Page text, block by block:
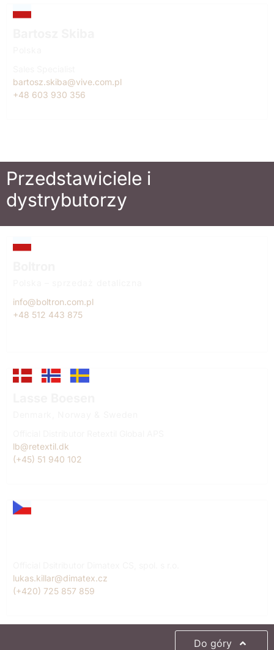
bartosz.skiba@vive.com.pl
+48 603 930 356
Przedstawiciele i
dystrybutorzy
info@boltron.com.pl
+48 512 443 875
lb@retextil.dk
(+45) 51 940 102
lukas.killar@dimatex.cz
(+420) 725 857 859
Do góry